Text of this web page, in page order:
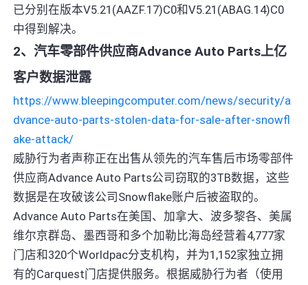
已分别在版本V5.21(AAZF.17)C0和V5.21(ABAG.14)C0
中得到解决。
2、汽车零部件供应商Advance Auto Parts上亿
客户数据泄露
https://www.bleepingcomputer.com/news/security/a
dvance-auto-parts-stolen-data-for-sale-after-snowfl
ake-attack/
威胁行为者声称正在出售从领先的汽车售后市场零部件
供应商Advance Auto Parts公司窃取的3TB数据，这些
数据是在攻破该公司Snowflake账户后被盗取的。
Advance Auto Parts在美国、加拿大、波多黎各、美属
维尔京群岛、墨西哥和多个加勒比海岛经营着4,777家
门店和320个Worldpac分支机构，并为1,152家独立拥
有的Carquest门店提供服务。根据威胁行为者（使用